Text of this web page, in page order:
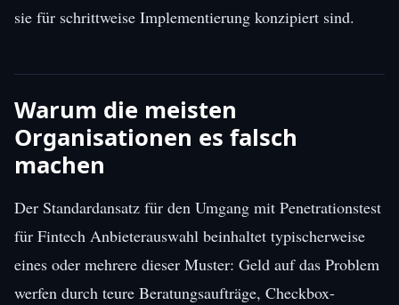
sie für schrittweise Implementierung konzipiert sind.
Warum die meisten
Organisationen es falsch
machen
Der Standardansatz für den Umgang mit Penetrationstest
für Fintech Anbieterauswahl beinhaltet typischerweise
eines oder mehrere dieser Muster: Geld auf das Problem
werfen durch teure Beratungsaufträge, Checkbox-